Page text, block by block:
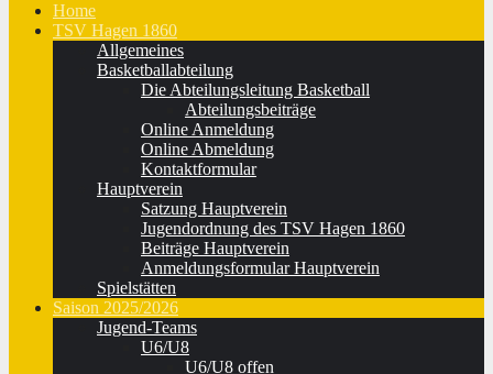
Home
TSV Hagen 1860
Allgemeines
Basketballabteilung
Die Abteilungsleitung Basketball
Abteilungsbeiträge
Online Anmeldung
Online Abmeldung
Kontaktformular
Hauptverein
Satzung Hauptverein
Jugendordnung des TSV Hagen 1860
Beiträge Hauptverein
Anmeldungsformular Hauptverein
Spielstätten
Saison 2025/2026
Jugend-Teams
U6/U8
U6/U8 offen